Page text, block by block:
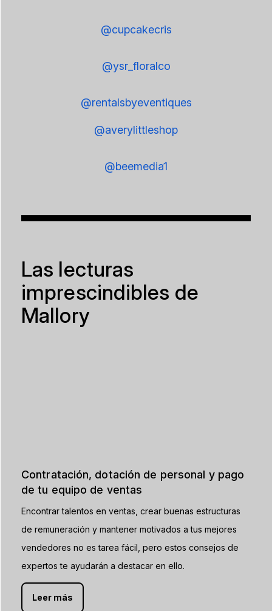
@cupcakecris
@ysr_floralco
@rentalsbyeventiques
@averylittleshop
@beemedia1
Las lecturas
imprescindibles de
Mallory
Contratación, dotación de personal y pago
de tu equipo de ventas
Encontrar talentos en ventas, crear buenas estructuras
de remuneración y mantener motivados a tus mejores
vendedores no es tarea fácil, pero estos consejos de
expertos te ayudarán a destacar en ello.
Leer más